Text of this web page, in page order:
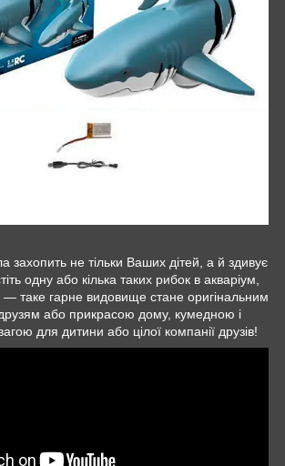
захопить не тільки Ваших дітей, а й здивує
одну або кілька таких рибок в акваріум,
таке гарне видовище стане оригінальним
або прикрасою дому, кумедною і
для дитини або цілої компанії друзів!